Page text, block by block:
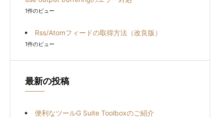
1件のビュー
Rss/Atomフィードの取得方法（改良版）
1件のビュー
最新の投稿
便利なツールG Suite Toolboxのご紹介